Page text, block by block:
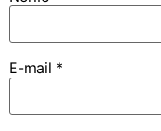
E-mail *